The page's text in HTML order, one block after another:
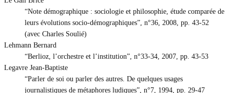
“Note démographique : sociologie et philosophie, étude comparée de
leurs évolutions socio-démographiques”, n°36, 2008, pp. 43-52
(avec Charles Soulié)
Lehmann Bernard
“Berlioz, l’orchestre et l’institution”, n°33-34, 2007, pp. 43-53
Legavre Jean-Baptiste
“Parler de soi ou parler des autres. De quelques usages
journalistiques de métaphores ludiques”, n°7, 1994, pp. 29-47